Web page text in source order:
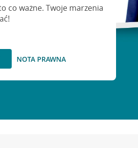
co ważne. Twoje marzenia
NOTA PRAWNA